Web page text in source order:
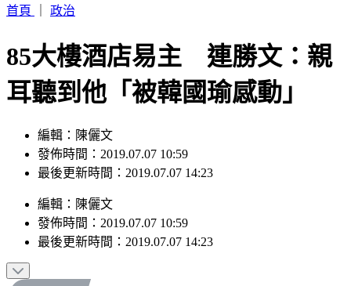
價」
85大樓酒店易主 連勝文：親
耳聽到他「被韓國瑜感動」
編輯：陳儷文
發佈時間：2019.07.07 10:59
編輯：陳儷文
發佈時間：2019.07.07 10:59